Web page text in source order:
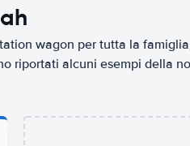
wagon per tutta la
riportati alcuni esempi della